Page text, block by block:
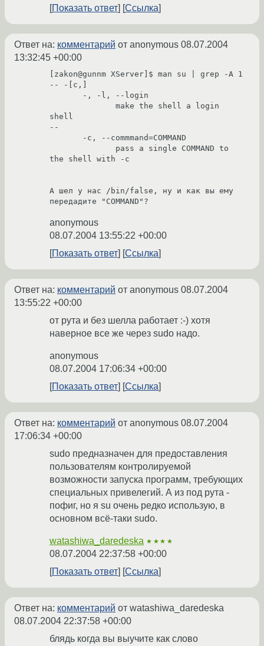
Показать ответ
Ссылка
Ответ на: комментарий от anonymous 08.07.2004
13:32:45 +00:00
[zakon@gunnm XServer]$ man su | grep -A 1
-- -[c,]
shell
--
the shell with -c
А шел у нас /bin/false, ну и как вы ему
передадите "COMMAND"?
anonymous
08.07.2004 13:55:22 +00:00
Показать ответ
Ссылка
Ответ на: комментарий от anonymous 08.07.2004
13:55:22 +00:00
от рута и без шелла работает :-) хотя
наверное все же через sudo надо.
anonymous
08.07.2004 17:06:34 +00:00
Показать ответ
Ссылка
Ответ на: комментарий от anonymous 08.07.2004
17:06:34 +00:00
sudo предназначен для предоставления
пользователям контролируемой
возможности запуска программ, требующих
специальных привелегий. А из под рута -
пофиг, но я su очень редко использую, в
основном всё-таки sudo.
watashiwa_daredeska ★★★★
08.07.2004 22:37:58 +00:00
Показать ответ
Ссылка
Ответ на: комментарий от watashiwa_daredeska
08.07.2004 22:37:58 +00:00
блядь когда вы выучите как слово